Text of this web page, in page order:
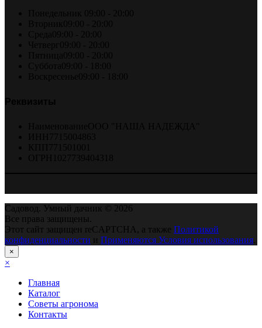
Садовод. Умный дачник © 2026
Все права защищены.
Этот сайт защищен reCAPTCHA, а также Политикой
конфиденциальности и Применяются Условия использования
×
×
Главная
Каталог
Советы агронома
Контакты